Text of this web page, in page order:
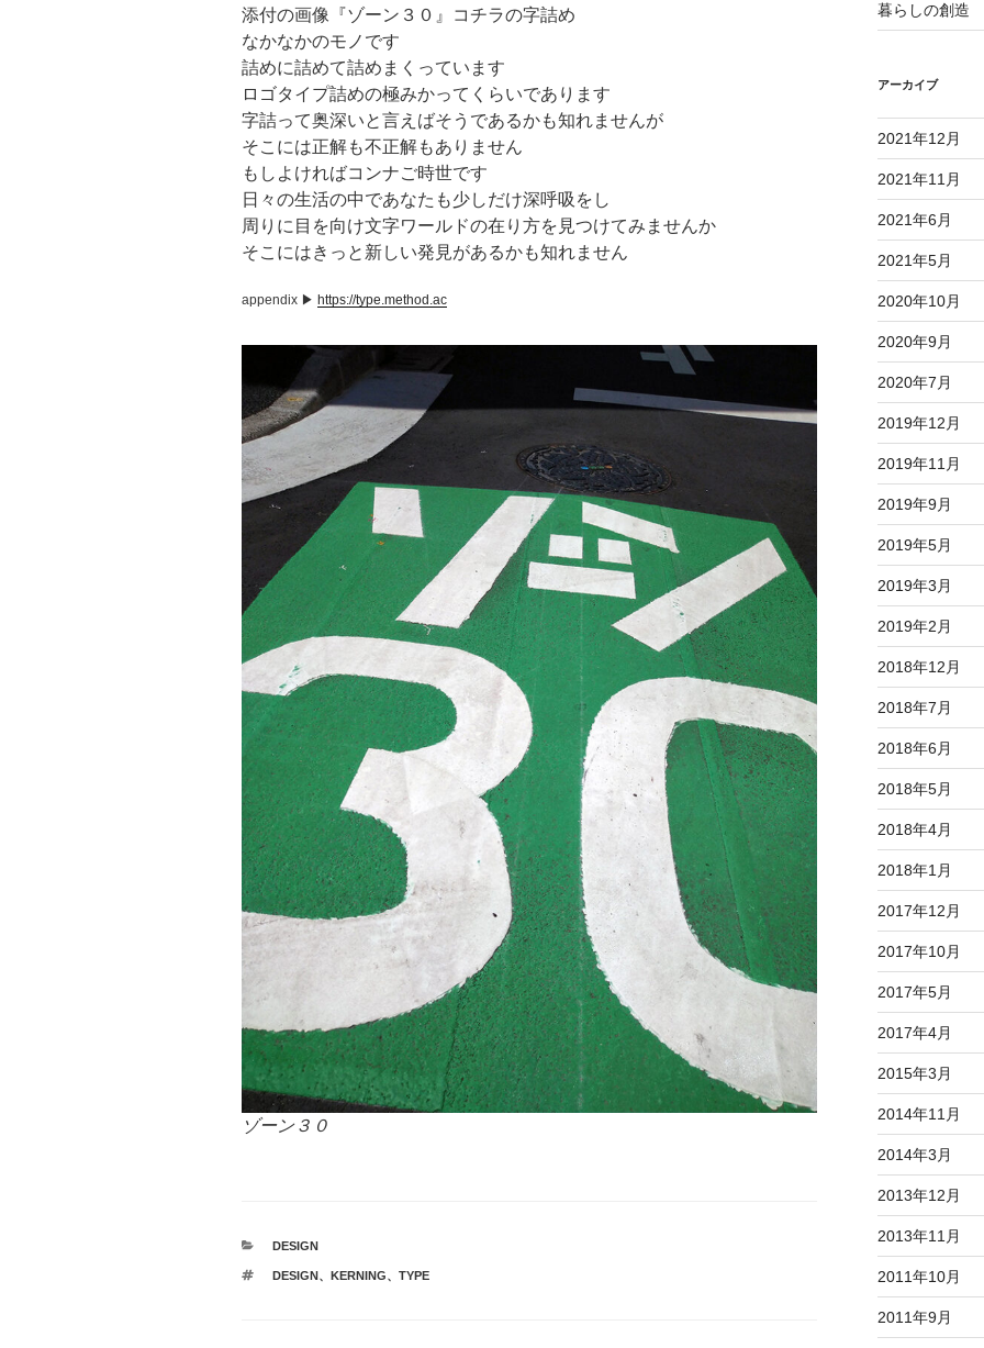
添付の画像『ゾーン３０』コチラの字詰め
なかなかのモノです
詰めに詰めて詰めまくっています
ロゴタイプ詰めの極みかってくらいであります
字詰って奥深いと言えばそうであるかも知れませんが
そこには正解も不正解もありません
もしよければコンナご時世です
日々の生活の中であなたも少しだけ深呼吸をし
周りに目を向け文字ワールドの在り方を見つけてみませんか
そこにはきっと新しい発見があるかも知れません
appendix ▶︎ https://type.method.ac
ゾーン３０
カ
ゴ
DESIGN
タ
DESIGN 、 KERNING、 TYPE
暮らしの創造
アーカイブ
2021年12月
2021年11月
2021年6月
2021年5月
2020年10月
2020年9月
2020年7月
2019年12月
2019年11月
2019年9月
2019年5月
2019年3月
2019年2月
2018年12月
2018年7月
2018年6月
2018年5月
2018年4月
2018年1月
2017年12月
2017年10月
2017年5月
2017年4月
2015年3月
2014年11月
2014年3月
2013年12月
2013年11月
2011年10月
2011年9月